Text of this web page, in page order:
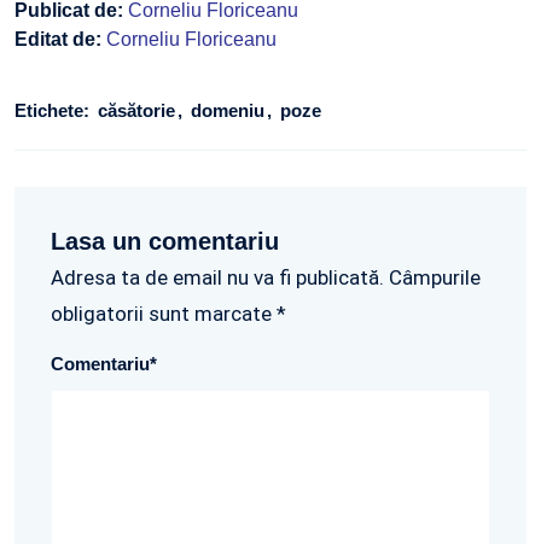
Publicat de: Corneliu Floriceanu
Editat de: Corneliu Floriceanu
Etichete: căsătorie domeniu poze
Lasa un comentariu
Adresa ta de email nu va fi publicată. Câmpurile
obligatorii sunt marcate *
Comentariu*